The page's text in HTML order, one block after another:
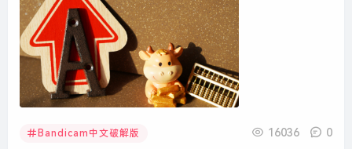
Bandicam中文破解版 16036 0